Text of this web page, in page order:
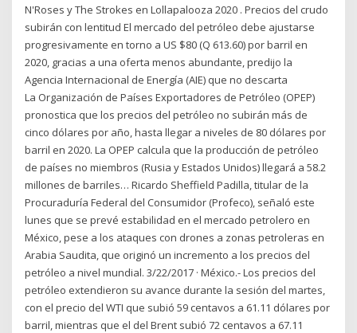
N'Roses y The Strokes en Lollapalooza 2020 . Precios del crudo
subirán con lentitud El mercado del petróleo debe ajustarse
progresivamente en torno a US $80 (Q 613.60) por barril en
2020, gracias a una oferta menos abundante, predijo la
Agencia Internacional de Energía (AIE) que no descarta
La Organización de Países Exportadores de Petróleo (OPEP)
pronostica que los precios del petróleo no subirán más de
cinco dólares por año, hasta llegar a niveles de 80 dólares por
barril en 2020. La OPEP calcula que la producción de petróleo
de países no miembros (Rusia y Estados Unidos) llegará a 58.2
millones de barriles… Ricardo Sheffield Padilla, titular de la
Procuraduría Federal del Consumidor (Profeco), señaló este
lunes que se prevé estabilidad en el mercado petrolero en
México, pese a los ataques con drones a zonas petroleras en
Arabia Saudita, que originó un incremento a los precios del
petróleo a nivel mundial. 3/22/2017 · México.- Los precios del
petróleo extendieron su avance durante la sesión del martes,
con el precio del WTI que subió 59 centavos a 61.11 dólares por
barril, mientras que el del Brent subió 72 centavos a 67.11